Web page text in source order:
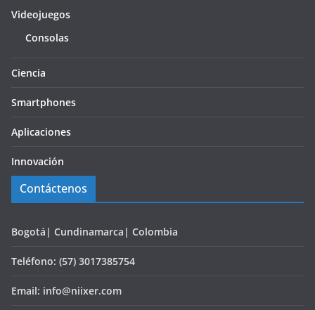
Videojuegos
Consolas
Ciencia
Smartphones
Aplicaciones
Innovación
Contáctenos
Bogotá| Cundinamarca| Colombia
Teléfono: (57) 3017385754
Email: info@niixer.com